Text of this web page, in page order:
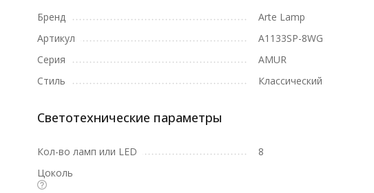
Бренд
Arte Lamp
Артикул
A1133SP-8WG
Серия
AMUR
Стиль
Классический
Светотехнические параметры
Кол-во ламп или LED
8
Цоколь